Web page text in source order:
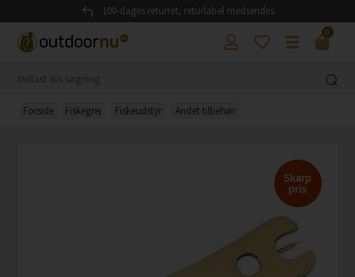
100-dages returret, returlabel medsendes
0
Forside Fiskegrej Fiskeudstyr Andet tilbehør
Skarp
pris